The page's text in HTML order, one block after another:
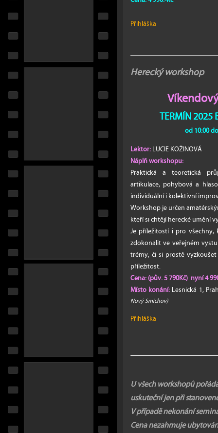
Přihláška
Herecký workshop
TERMÍN 2025
od 10:00
Lektor:LUCIE KOŽINOVÁ
Náplň workshopu:
Praktická a teoretická
artikulace, pohybová a
individuální i kolektivní
Workshop je určen
kteří si chtějí herecké umění
Je příležitostí i pro
zdokonalit ve veřejném
trémy, či si prostě
příležitost.
Cena:(pův. 5 790Kč)nyní 4
Místo konání: Lesnická 1,
Nový Smíchov)
Přihláška
U všech workshopů
uskuteční jen při
V případě nekonání
Cena nezahrnuje